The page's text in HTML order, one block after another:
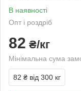
В наявності
Опт і роздріб
82 ₴/кг
Мінімальна сума
82 ₴ від 300 кг